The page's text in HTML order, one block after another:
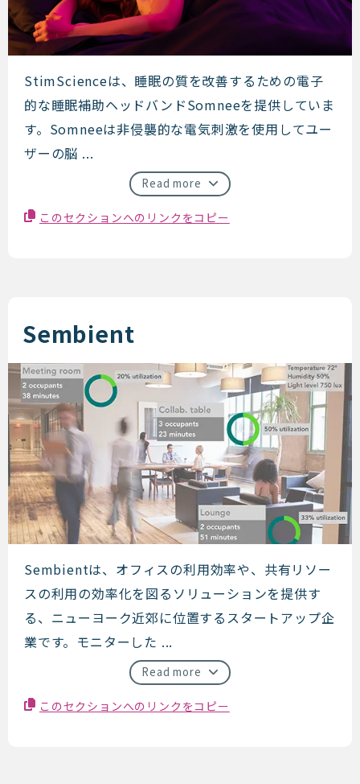
StimScience
StimScienceは、睡眠の質を改善するための電子
的な睡眠補助ヘッドバンドSomneeを提供していま
す。Somneeは非侵襲的な電気刺激を使用してユー
ザーの脳 ...
Read more
このセクションへのリンクをコピー
Sembient
Sembient
Sembientは、オフィスの利用効率や、共有リソー
スの利用の効率化を図るソリューションを提供す
る、ニューヨーク近郊に位置するスタートアップ企
業です。モニターした ...
Read more
このセクションへのリンクをコピー